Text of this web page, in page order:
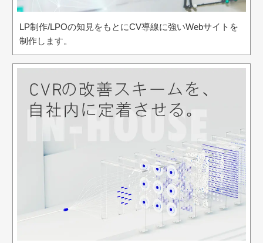
LP制作/LPOの知見をもとにCV導線に強いWebサイトを
制作します。